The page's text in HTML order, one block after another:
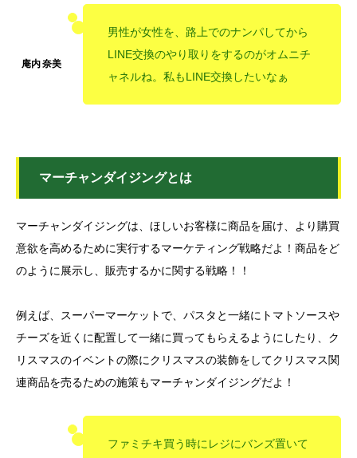
男性が女性を、路上でのナンパしてから
LINE交換のやり取りをするのがオムニチ
ャネルね。私もLINE交換したいなぁ
マーチャンダイジングとは
マーチャンダイジングは、ほしいお客様に商品を届け、より購買
意欲を高めるために実行するマーケティング戦略だよ！商品をど
のように展示し、販売するかに関する戦略！！
例えば、スーパーマーケットで、パスタと一緒にトマトソースや
チーズを近くに配置して一緒に買ってもらえるようにしたり、ク
リスマスのイベントの際にクリスマスの装飾をしてクリスマス関
連商品を売るための施策もマーチャンダイジングだよ！
ファミチキ買う時にレジにバンズ置いて